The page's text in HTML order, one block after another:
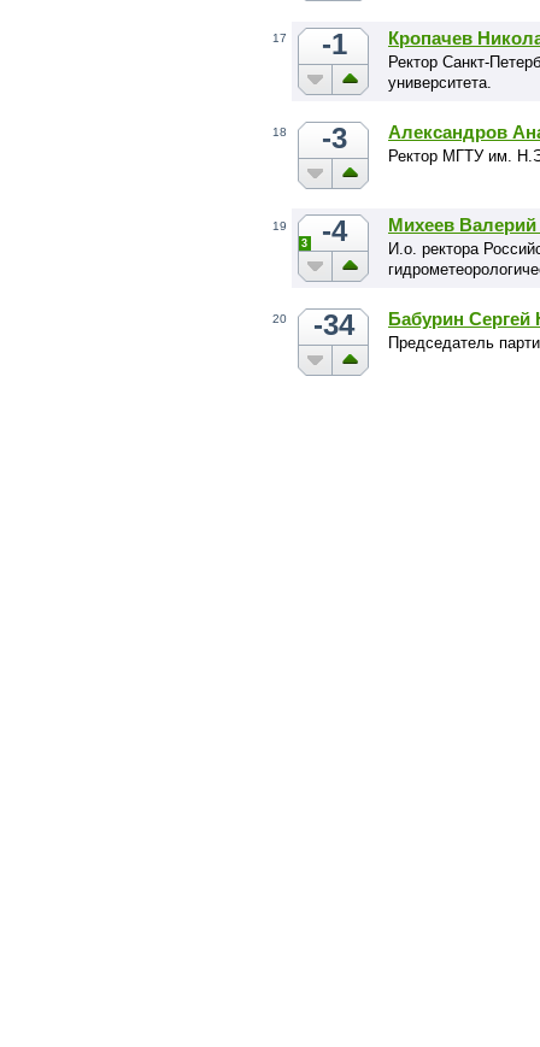
17 -1 Кропачев
Ректор Санкт-
университета.
18 -3 Александров
Ректор МГТУ им.
19 -4
3
Михеев
И.о. ректора
20 -34 Бабурин Сергей
Председатель